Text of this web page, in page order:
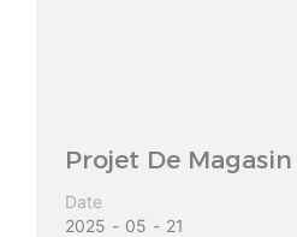
Projet De
Date
2025
05 21